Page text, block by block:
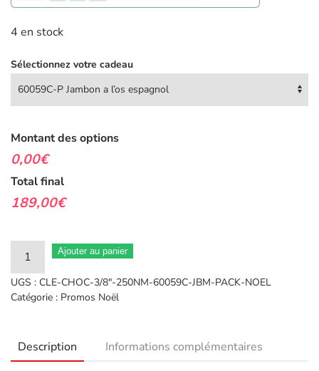
4 en stock
Sélectionnez votre cadeau
Montant des options
0,00€
Total final
189,00€
quantité
de
Clé
sans
Ajouter au panier
UGS : CLE-CHOC-3/8"-250NM-60059C-JBM-PACK-NOEL
Catégorie : Promos Noël
Description Informations complémentaires